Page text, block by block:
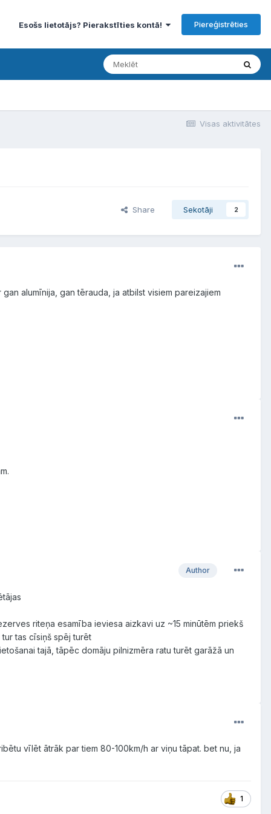
Esošs lietotājs? Pierakstīties kontā! Piereģistrēties
Visas aktivitātes
Share Sekotāji 2
alumīnija, gan tērauda, ja atbilst visiem pareizajiem
Author
riteņa esamība ieviesa aizkavi uz ~15 minūtēm priekš
tas cīsiņš spēj turēt
tajā, tāpēc domāju pilnizmēra ratu turēt garāžā un
vīlēt ātrāk par tiem 80-100km/h ar viņu tāpat. bet nu, ja
1